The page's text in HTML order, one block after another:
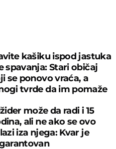
kašiku ispod jastuka
spavanja: Stari običaj
se ponovo vraća, a
tvrde da im pomaže
može da radi i 15
ali ne ako se ovo
iza njega: Kvar je